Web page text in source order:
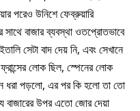
পরেও উনিশে ফেব্রুয়ারি
সাথে বাজার ব্যবস্থা ওতপ্রোতভাবে
সেটা বাদ দেয় নি, এবং সেখানে
লোক ছিল, স্পেনের লোক
ধরা পড়লো, এর পর কি হলো তা তো
বাজারের উপর এতো জোর দেয়া